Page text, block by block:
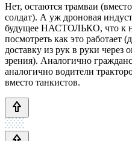
Нет, остаются трамваи
солдат). А уж дроновая
будущее НАСТОЛЬКО, что к
посмотреть как это работает
доставку из рук в руки
зрения). Аналогично
аналогично водители
вместо танкистов.